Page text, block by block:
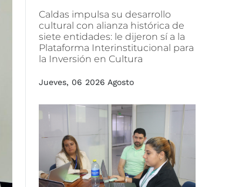
Caldas impulsa su desarrollo
cultural con alianza histórica de
siete entidades: le dijeron sí a la
Plataforma Interinstitucional para
la Inversión en Cultura
Jueves, 06 2026 Agosto